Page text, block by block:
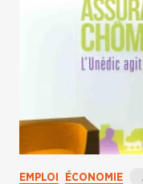
EMPLOI ÉCONOMIE